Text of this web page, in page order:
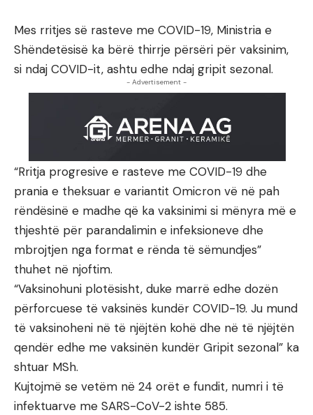
Mes rritjes së rasteve me COVID-19, Ministria e
Shëndetësisë ka bërë thirrje përsëri për vaksinim,
si ndaj COVID-it, ashtu edhe ndaj gripit sezonal.
- Advertisement -
“Rritja progresive e rasteve me COVID-19 dhe
prania e theksuar e variantit Omicron vë në pah
rëndësinë e madhe që ka vaksinimi si mënyra më e
thjeshtë për parandalimin e infeksioneve dhe
mbrojtjen nga format e rënda të sëmundjes”
thuhet në njoftim.
“Vaksinohuni plotësisht, duke marrë edhe dozën
përforcuese të vaksinës kundër COVID-19. Ju mund
të vaksinoheni në të njëjtën kohë dhe në të njëjtën
qendër edhe me vaksinën kundër Gripit sezonal” ka
shtuar MSh.
Kujtojmë se vetëm në 24 orët e fundit, numri i të
infektuarve me SARS-CoV-2 ishte 585.